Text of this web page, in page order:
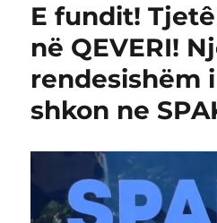
E fundit!
në QEVERI!
rendesishëm
shkon ne